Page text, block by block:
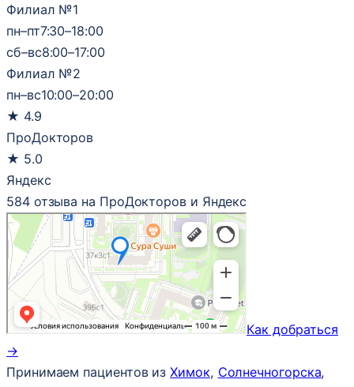
Филиал №1
пн–пт7:30–18:00
сб–вс8:00–17:00
Филиал №2
пн–вс10:00–20:00
★ 4.9
ПроДокторов
★ 5.0
Яндекс
584 отзыва на ПроДокторов и Яндекс
Как добраться
→
Принимаем пациентов изХимок, Солнечногорска,